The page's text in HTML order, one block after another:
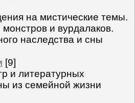
на мистические темы.
и вурдалаков.
наследства и сны
[9]
и литературных
из семейной жизни